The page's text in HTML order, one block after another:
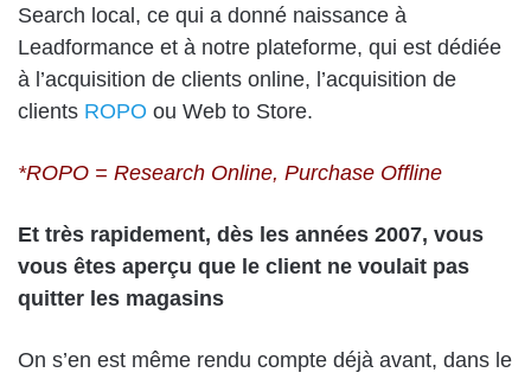
Search local, ce qui a donné naissance à
Leadformance et à notre plateforme, qui est dédiée
à l’acquisition de clients online, l’acquisition de
clients ROPO ou Web to Store.
*ROPO = Research Online, Purchase Offline
Et très rapidement, dès les années 2007, vous
vous êtes aperçu que le client ne voulait pas
quitter les magasins
On s’en est même rendu compte déjà avant, dans le